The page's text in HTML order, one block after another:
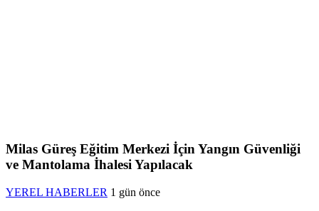
Milas Güreş Eğitim Merkezi İçin Yangın Güvenliği
ve Mantolama İhalesi Yapılacak
YEREL HABERLER 1 gün önce